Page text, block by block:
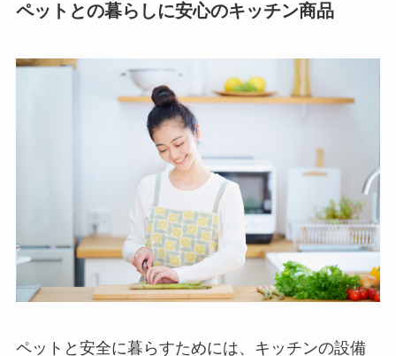
ペットとの暮らしに安心のキッチン商品
ペットと安全に暮らすためには、キッチンの設備